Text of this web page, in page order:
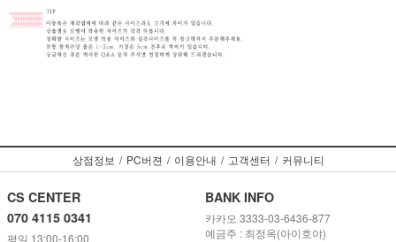
상점정보 / PC버젼 / 이용안내 / 고객센터 / 커뮤니티
CS CENTER
070 4115 0341
평일 13:00-16:00
BANK INFO
카카오 3333-03-6436-877
예금주 : 최정옥(아이호야)